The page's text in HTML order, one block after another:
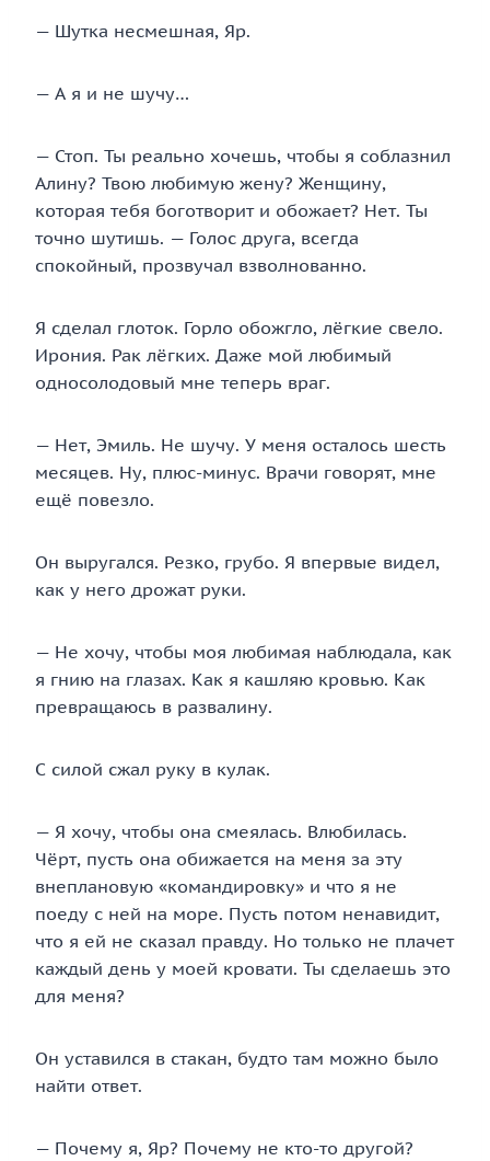
— Шутка несмешная, Яр.
— А я и не шучу…
— Стоп. Ты реально хочешь, чтобы я соблазнил
Алину? Твою любимую жену? Женщину,
которая тебя боготворит и обожает? Нет. Ты
точно шутишь. — Голос друга, всегда
спокойный, прозвучал взволнованно.
Я сделал глоток. Горло обожгло, лёгкие свело.
Ирония. Рак лёгких. Даже мой любимый
односолодовый мне теперь враг.
— Нет, Эмиль. Не шучу. У меня осталось шесть
месяцев. Ну, плюс-минус. Врачи говорят, мне
ещё повезло.
Он выругался. Резко, грубо. Я впервые видел,
как у него дрожат руки.
— Не хочу, чтобы моя любимая наблюдала, как
я гнию на глазах. Как я кашляю кровью. Как
превращаюсь в развалину.
С силой сжал руку в кулак.
— Я хочу, чтобы она смеялась. Влюбилась.
Чёрт, пусть она обижается на меня за эту
внеплановую «командировку» и что я не
поеду с ней на море. Пусть потом ненавидит,
что я ей не сказал правду. Но только не плачет
каждый день у моей кровати. Ты сделаешь это
для меня?
Он уставился в стакан, будто там можно было
найти ответ.
— Почему я, Яр? Почему не кто-то другой?